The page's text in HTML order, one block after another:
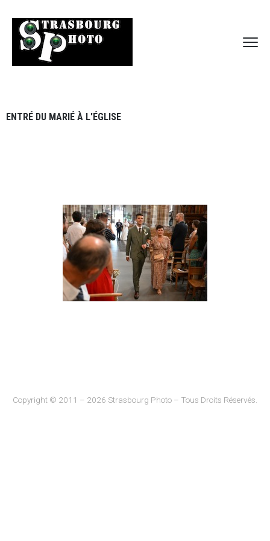
ENTRÉ DU MARIÉ À L'ÉGLISE
Copyright © 2011 – 2026 Strasbourg Photo – Tous Droits Réservés.